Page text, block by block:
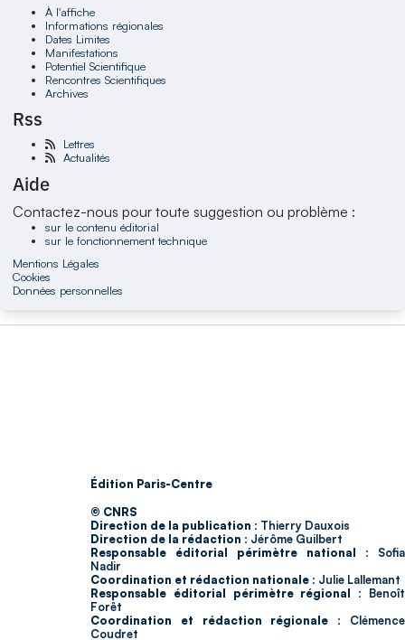
À l'affiche
Informations régionales
Dates Limites
Manifestations
Potentiel Scientifique
Rencontres Scientifiques
Archives
Rss
Lettres
Actualités
Aide
Contactez-nous pour toute suggestion ou problème :
sur le contenu éditorial
sur le fonctionnement technique
Mentions Légales
Cookies
Données personnelles
Édition Paris-Centre
© CNRS
Direction de la publication : Thierry Dauxois
Direction de la rédaction : Jérôme Guilbert
Responsable éditorial périmètre national : Sofia
Nadir
Coordination et rédaction nationale : Julie Lallemant
Responsable éditorial périmètre régional : Benoît
Forêt
Coordination et rédaction régionale : Clémence
Coudret